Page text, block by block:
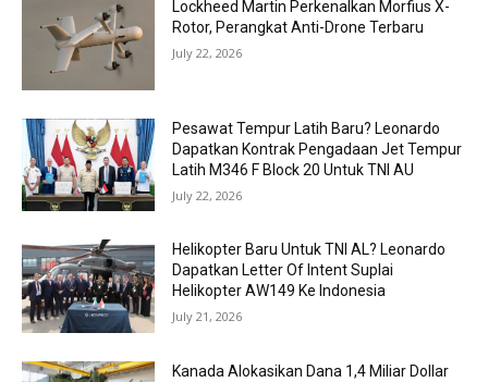
Lockheed Martin Perkenalkan Morfius X-
Rotor, Perangkat Anti-Drone Terbaru
July 22, 2026
Pesawat Tempur Latih Baru? Leonardo
Dapatkan Kontrak Pengadaan Jet Tempur
Latih M346 F Block 20 Untuk TNI AU
July 22, 2026
Helikopter Baru Untuk TNI AL? Leonardo
Dapatkan Letter Of Intent Suplai
Helikopter AW149 Ke Indonesia
July 21, 2026
Kanada Alokasikan Dana 1,4 Miliar Dollar